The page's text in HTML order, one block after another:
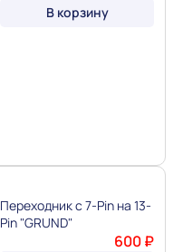
В корзину
Переходник с 7-Pin на 13-
Pin "GRUND"
600 ₽